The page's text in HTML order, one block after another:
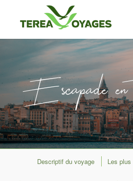
Escapade
Descriptif du voyage Les plus